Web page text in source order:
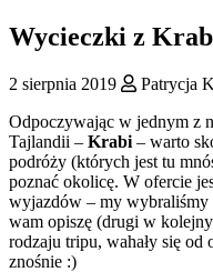
Wycieczki z
2 sierpnia 2019 Patrycja
Odpoczywając w jednym z
Tajlandii – Krabi – warto
podróży (których jest tu
poznać okolicę. W ofercie
wyjazdów – my wybraliśmy
wam opiszę (drugi w
rodzaju tripu, wahały się od
znośnie :)